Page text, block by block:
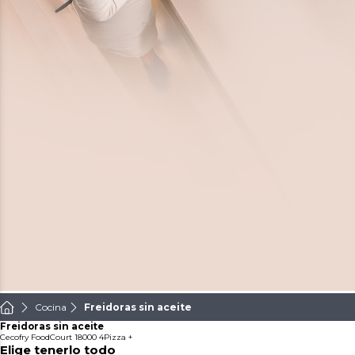
Cocina Freidoras sin aceite
Freidoras sin aceite
Cecofry FoodCourt 18000 4Pizza +
Elige tenerlo todo